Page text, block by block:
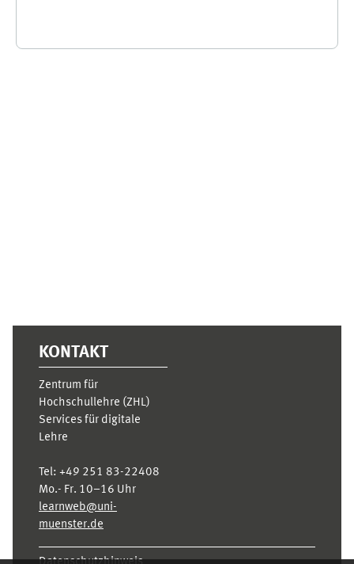
KONTAKT
Zentrum für
Hochschullehre (ZHL)
Services für digitale
Lehre
Tel: +49 251 83-22408
Mo.- Fr. 10–16 Uhr
learnweb@uni-
muenster.de